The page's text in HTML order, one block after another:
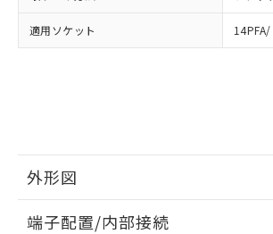
適用ソケット
外形図
端子配置/内部接続
の「
用者の範囲」に記載されてい
指します。
※本証明書は発行日時点で非含有
るもので、過去に遡って非含有を
していることから、特段のことが
り、2022年1月12日より割愛して
す。